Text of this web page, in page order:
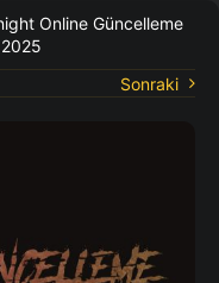
Online Güncelleme
Sonraki